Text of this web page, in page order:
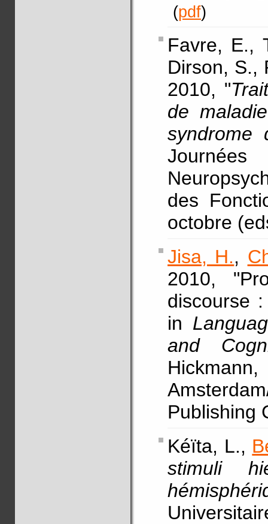
(pdf)
Favre, E.,
Dirson, S.,
2010, "
de
syndrome
des
octobre
Jisa, H.,
2010,
discourse
in
and
Publishing
Kéïta, L.,
stimuli